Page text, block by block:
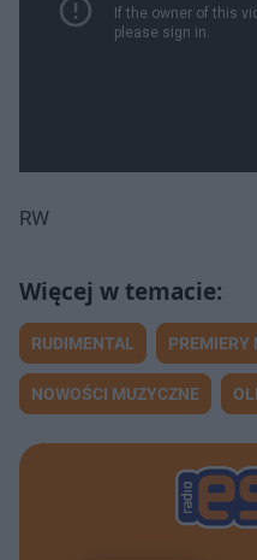
RW
RUDIMENTAL PREMIERY
NOWOŚCI MUZYCZNE